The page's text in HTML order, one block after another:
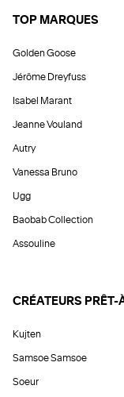
TOP MARQUES
Golden Goose
Jérôme Dreyfuss
Isabel Marant
Jeanne Vouland
Autry
Vanessa Bruno
Ugg
Baobab Collection
Assouline
CRÉATEURS PRÊT-
Kujten
Samsoe Samsoe
Soeur